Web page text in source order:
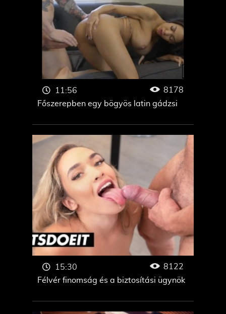
Főszerepben egy bögyös latin gádzsi
11:56 8178
Félvér finomság és a biztosítási ügynök
15:30 8122